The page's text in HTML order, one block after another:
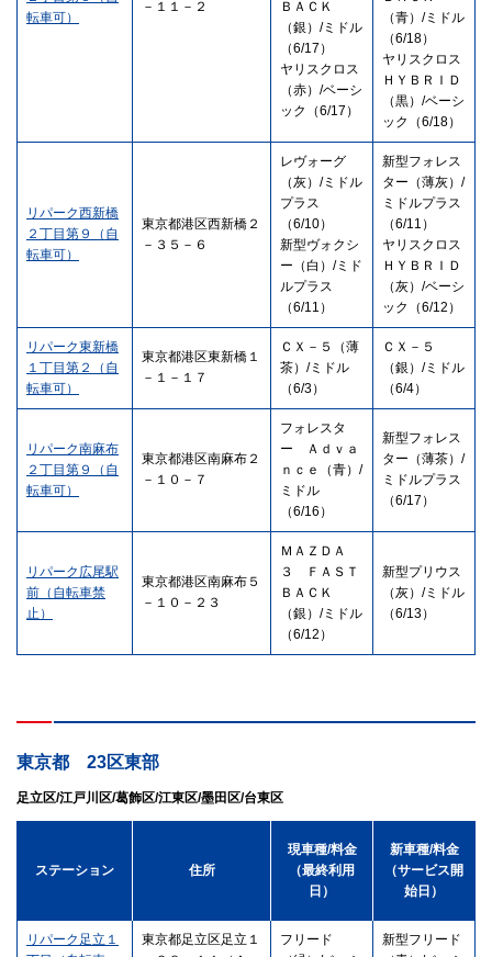
転車可）
－１１－２
ＢＡＣＫ
（銀）/ミドル
（6/17）
ヤリスクロス
（赤）/ベーシ
ック（6/17）
（青）/ミドル
（6/18）
ヤリスクロス
ＨＹＢＲＩＤ
（黒）/ベーシ
ック（6/18）
リパーク西新橋
２丁目第９（自
転車可）
東京都港区西新橋２
－３５－６
レヴォーグ
（灰）/ミドル
プラス
（6/10）
新型ヴォクシ
ー（白）/ミド
ルプラス
（6/11）
新型フォレス
ター（薄灰）/
ミドルプラス
（6/11）
ヤリスクロス
ＨＹＢＲＩＤ
（灰）/ベーシ
ック（6/12）
リパーク東新橋
１丁目第２（自
転車可）
東京都港区東新橋１
－１－１７
ＣＸ－５（薄
茶）/ミドル
（6/3）
ＣＸ－５
（銀）/ミドル
（6/4）
リパーク南麻布
２丁目第９（自
転車可）
東京都港区南麻布２
－１０－７
フォレスタ
ー Ａｄｖａ
ｎｃｅ（青）/
ミドル
（6/16）
新型フォレス
ター（薄茶）/
ミドルプラス
（6/17）
リパーク広尾駅
前（自転車禁
止）
東京都港区南麻布５
－１０－２３
ＭＡＺＤＡ
３ ＦＡＳＴ
ＢＡＣＫ
（銀）/ミドル
（6/12）
新型プリウス
（灰）/ミドル
（6/13）
東京都 23区東部
足立区/江戸川区/葛飾区/江東区/墨田区/台東区
ステーション 住所
現車種/料金
（最終利用
日）
新車種/料金
（サービス開
始日）
リパーク足立１
東京都足立区足立１
フリード
新型フリード